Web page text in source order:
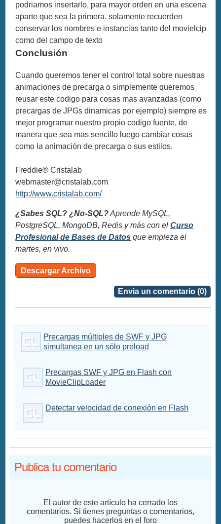
podriamos insertarlo, para mayor orden en una escena
aparte que sea la primera. solamente recuerden
conservar los nombres e instancias tanto del movielcip
como del campo de texto
Conclusión
Cuando queremos tener el control total sobre nuestras
animaciones de precarga o simplemente queremos
reusar este codigo para cosas mas avanzadas (como
precargas de JPGs dinamicas por ejemplo) siempre es
mejor programar nuestro propio codigo fuente, de
manera que sea mas sencillo luego cambiar cosas
como la animación de precarga o sus estilos.
Freddie® Cristalab
webmaster@cristalab.com
http://www.cristalab.com/
¿Sabes SQL? ¿No-SQL?Aprende MySQL,
PostgreSQL, MongoDB, Redis y más con elCurso
Profesional de Bases de Datos que empieza el
martes, en vivo.
Descargar Archivo
Envia un comentario (0)
Precargas múltiples de SWF y JPG
simultanea en un sólo preload
Precargas SWF y JPG en Flash con
MovieClipLoader
Detectar velocidad de conexión en Flash
Publica tu comentario
El autor de este artículo ha cerrado los
comentarios. Si tienes preguntas o comentarios,
puedes hacerlos en el foro